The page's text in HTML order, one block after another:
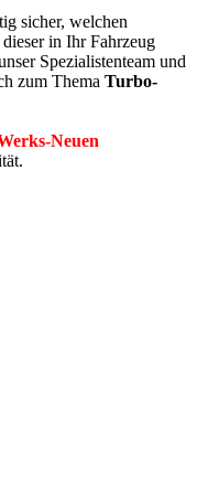
sicher, welchen
in Ihr Fahrzeug
Spezialistenteam und
zum Thema Turbo-
Neuen